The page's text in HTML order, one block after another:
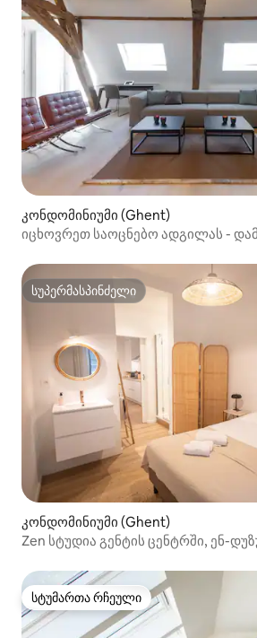
კონდომინიუმი (Ghent)
იცხოვრეთ საოცნებო ადგილას -
სუპერმასპინძელი
სუპერმასპინძელი
კონდომინიუმი (Ghent)
Zen სტუდია გენტის ცენტრში, ენ-
სტუმართა რჩეული
სტუმართა რჩეული